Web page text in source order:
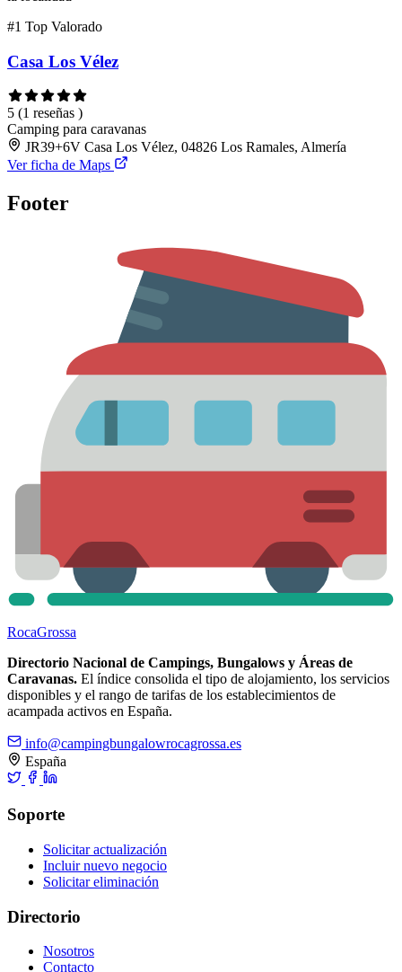
#1 Top Valorado
Casa Los Vélez
5 (1 reseñas )
Camping para caravanas
JR39+6V Casa Los Vélez, 04826 Los Ramales, Almería
Ver ficha de Maps
Footer
RocaGrossa
Directorio Nacional de Campings, Bungalows y Áreas de
Caravanas. El índice consolida el tipo de alojamiento, los servicios
disponibles y el rango de tarifas de los establecimientos de
acampada activos en España.
info@campingbungalowrocagrossa.es
España
Soporte
Solicitar actualización
Incluir nuevo negocio
Solicitar eliminación
Directorio
Nosotros
Contacto